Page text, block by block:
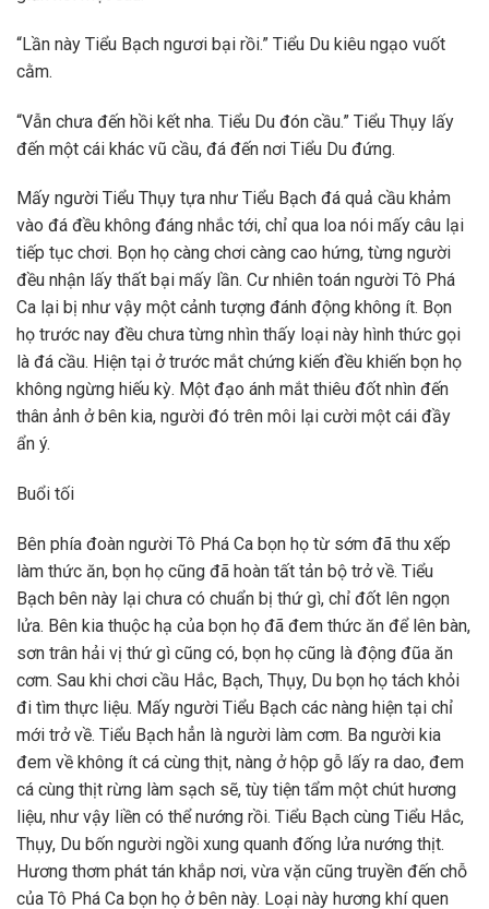
“Lần này Tiểu Bạch ngươi bại rồi.” Tiểu Du kiêu ngạo vuốt
cằm.
“Vẫn chưa đến hồi kết nha. Tiểu Du đón cầu.” Tiểu Thụy lấy
đến một cái khác vũ cầu, đá đến nơi Tiểu Du đứng.
Mấy người Tiểu Thụy tựa như Tiểu Bạch đá quả cầu khảm
vào đá đều không đáng nhắc tới, chỉ qua loa nói mấy câu lại
tiếp tục chơi. Bọn họ càng chơi càng cao hứng, từng người
đều nhận lấy thất bại mấy lần. Cư nhiên toán người Tô Phá
Ca lại bị như vậy một cảnh tượng đánh động không ít. Bọn
họ trước nay đều chưa từng nhìn thấy loại này hình thức gọi
là đá cầu. Hiện tại ở trước mắt chứng kiến đều khiến bọn họ
không ngừng hiếu kỳ. Một đạo ánh mắt thiêu đốt nhìn đến
thân ảnh ở bên kia, người đó trên môi lại cười một cái đầy
ẩn ý.
Buổi tối
Bên phía đoàn người Tô Phá Ca bọn họ từ sớm đã thu xếp
làm thức ăn, bọn họ cũng đã hoàn tất tản bộ trở về. Tiểu
Bạch bên này lại chưa có chuẩn bị thứ gì, chỉ đốt lên ngọn
lửa. Bên kia thuộc hạ của bọn họ đã đem thức ăn để lên bàn,
sơn trân hải vị thứ gì cũng có, bọn họ cũng là động đũa ăn
cơm. Sau khi chơi cầu Hắc, Bạch, Thụy, Du bọn họ tách khỏi
đi tìm thực liệu. Mấy người Tiểu Bạch các nàng hiện tại chỉ
mới trở về. Tiểu Bạch hẳn là người làm cơm. Ba người kia
đem về không ít cá cùng thịt, nàng ở hộp gỗ lấy ra dao, đem
cá cùng thịt rừng làm sạch sẽ, tùy tiện tẩm một chút hương
liệu, như vậy liền có thể nướng rồi. Tiểu Bạch cùng Tiểu Hắc,
Thụy, Du bốn người ngồi xung quanh đống lửa nướng thịt.
Hương thơm phát tán khắp nơi, vừa vặn cũng truyền đến chỗ
của Tô Phá Ca bọn họ ở bên này. Loại này hương khí quen